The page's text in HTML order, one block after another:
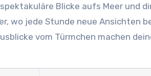
Blicke aufs Meer und
wo jede Stunde neue Ansichten
vom Türmchen machen